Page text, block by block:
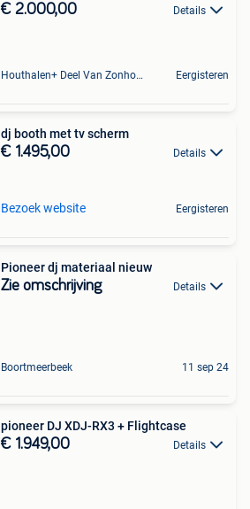
€ 2.000,00 Details
Houthalen+ Deel Van Zonhoven En Zolder Eergisteren
dj booth met tv scherm
€ 1.495,00 Details
Bezoek website Eergisteren
Pioneer dj materiaal nieuw
Zie omschrijving Details
Boortmeerbeek 11 sep 24
pioneer DJ XDJ-RX3 + Flightcase
€ 1.949,00 Details